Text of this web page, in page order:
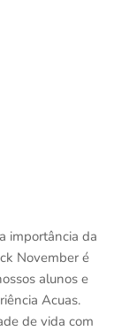
importância da
November é
alunos e
Acuas.
de vida com